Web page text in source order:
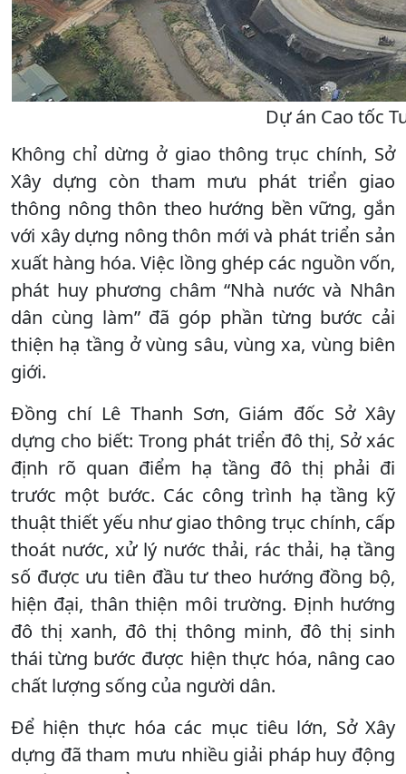
Dự án Cao tốc
Không chỉ dừng ở giao thông trục chính, Sở
Xây dựng còn tham mưu phát triển giao
thông nông thôn theo hướng bền vững, gắn
với xây dựng nông thôn mới và phát triển sản
xuất hàng hóa. Việc lồng ghép các nguồn vốn,
phát huy phương châm “Nhà nước và Nhân
dân cùng làm” đã góp phần từng bước cải
thiện hạ tầng ở vùng sâu, vùng xa, vùng biên
giới.
Đồng chí Lê Thanh Sơn, Giám đốc Sở Xây
dựng cho biết: Trong phát triển đô thị, Sở xác
định rõ quan điểm hạ tầng đô thị phải đi
trước một bước. Các công trình hạ tầng kỹ
thuật thiết yếu như giao thông trục chính, cấp
thoát nước, xử lý nước thải, rác thải, hạ tầng
số được ưu tiên đầu tư theo hướng đồng bộ,
hiện đại, thân thiện môi trường. Định hướng
đô thị xanh, đô thị thông minh, đô thị sinh
thái từng bước được hiện thực hóa, nâng cao
chất lượng sống của người dân.
Để hiện thực hóa các mục tiêu lớn, Sở Xây
dựng đã tham mưu nhiều giải pháp huy động